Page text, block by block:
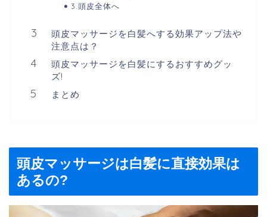
3.頭皮全体へ
頭皮マッサージを白髪へする効果アップ法や
注意点は？
頭皮マッサージを白髪にするおすすめグッ
ズ!
まとめ
頭皮マッサージは白髪に直接効果は
あるの?